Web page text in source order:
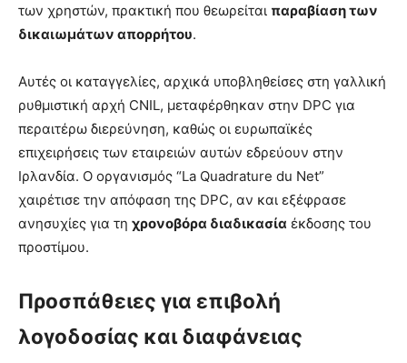
των χρηστών, πρακτική που θεωρείται παραβίαση των
δικαιωμάτων απορρήτου.
Αυτές οι καταγγελίες, αρχικά υποβληθείσες στη γαλλική
ρυθμιστική αρχή CNIL, μεταφέρθηκαν στην DPC για
περαιτέρω διερεύνηση, καθώς οι ευρωπαϊκές
επιχειρήσεις των εταιρειών αυτών εδρεύουν στην
Ιρλανδία. Ο οργανισμός “La Quadrature du Net”
χαιρέτισε την απόφαση της DPC, αν και εξέφρασε
ανησυχίες για τη χρονοβόρα διαδικασία έκδοσης του
προστίμου.
Προσπάθειες για επιβολή
λογοδοσίας και διαφάνειας